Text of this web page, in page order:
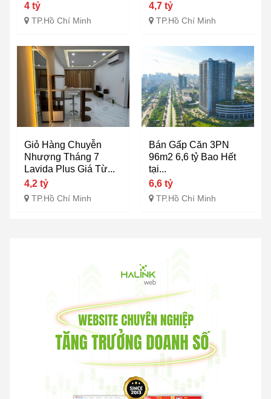
4 tỷ
TP.Hồ Chí Minh
4,7 tỷ
TP.Hồ Chí Minh
Giỏ Hàng Chuyễn
Nhượng Tháng 7
Lavida Plus Giá Từ...
4,2 tỷ
TP.Hồ Chí Minh
Bán Gấp Căn 3PN
96m2 6,6 tỷ Bao Hết
tại...
6,6 tỷ
TP.Hồ Chí Minh